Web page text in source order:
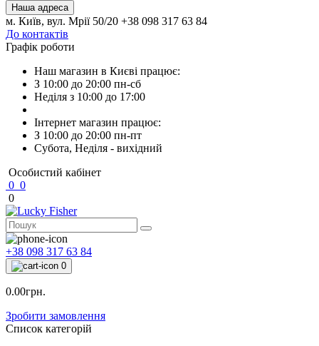
Наша адреса
м. Київ, вул. Мрії 50/20 +38 098 317 63 84
До контактів
Графік роботи
Наш магазин в Києві працює:
З 10:00 до 20:00 пн-сб
Неділя з 10:00 до 17:00
Інтернет магазин працює:
З 10:00 до 20:00 пн-пт
Субота, Неділя - вихідний
Особистий кабінет
0 0
0
+38 098 317 63 84
0
0.00грн.
Зробити замовлення
Список категорій